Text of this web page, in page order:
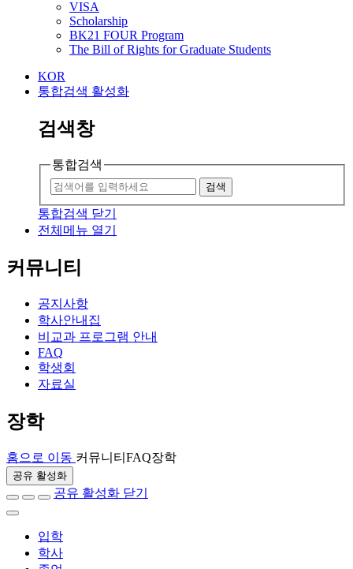
VISA
Scholarship
BK21 FOUR Program
The Bill of Rights for Graduate Students
KOR
통합검색 활성화
검색창
통합검색
검색
통합검색 닫기
전체메뉴 열기
커뮤니티
공지사항
학사안내집
비교과 프로그램 안내
FAQ
학생회
자료실
장학
홈으로 이동 커뮤니티 FAQ장학
공유 활성화
공유 활성화 닫기
입학
학사